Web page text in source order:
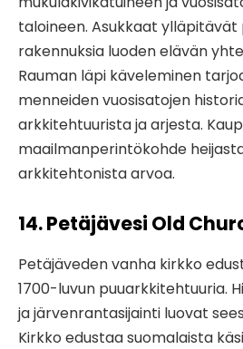
taloineen. Asukkaat ylläpitävät
rakennuksia luoden elävän
Rauman läpi käveleminen
menneiden vuosisatojen
arkkitehtuurista ja arjesta.
maailmanperintökohde
arkkitehtonista arvoa.
14. Petäjävesi Old
Petäjäveden vanha kirkko
1700-luvun puuarkkitehtuuria.
ja järvenrantasijainti luovat
Kirkko edustaa suomalaista